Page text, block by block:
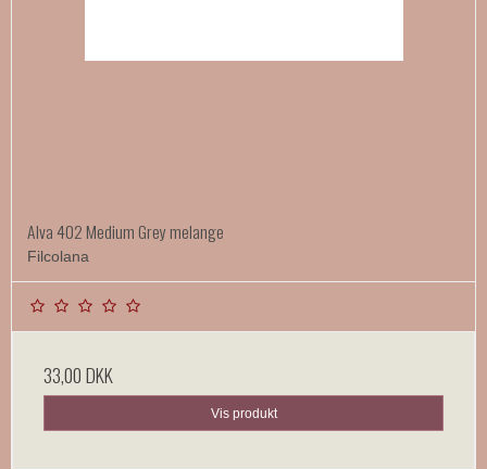
Alva 402 Medium Grey melange
Filcolana
33,00 DKK
Vis produkt